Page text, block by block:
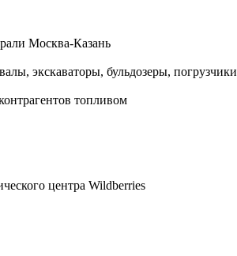
Москва-Казань
экскаваторы, бульдозеры, погрузчики
топливом
центра Wildberries